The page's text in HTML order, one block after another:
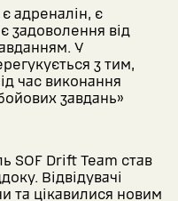
адреналін, є
задоволення від
У
з тим,
час виконання
завдань»
SOF Drift Team став
Відвідувачі
та цікавилися новим